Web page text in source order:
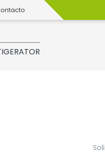
o quitar el